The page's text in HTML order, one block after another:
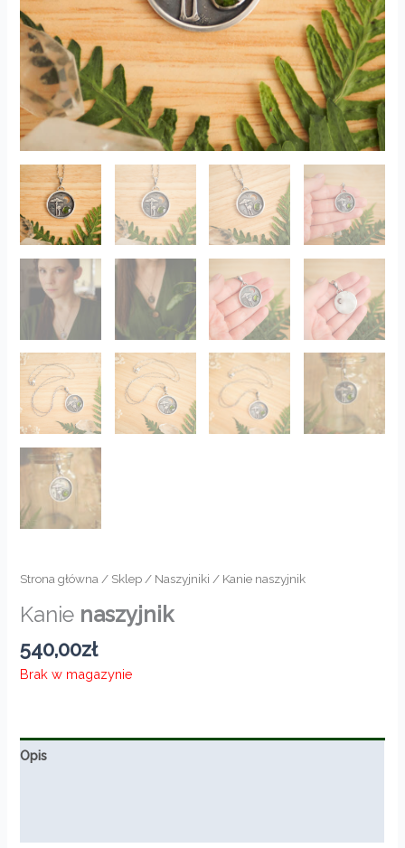
Strona główna/ Sklep/ Naszyjniki / Kanie naszyjnik
Kanie naszyjnik
540,00zł
Brak w magazynie
Opis